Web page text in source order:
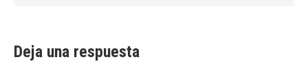
Deja una respuesta